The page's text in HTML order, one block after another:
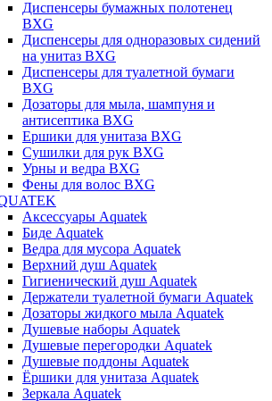
Диспенсеры бумажных полотенец
BXG
Диспенсеры для одноразовых сидений
на унитаз BXG
Диспенсеры для туалетной бумаги
BXG
Дозаторы для мыла, шампуня и
антисептика BXG
Ершики для унитаза BXG
Сушилки для рук BXG
Урны и ведра BXG
Фены для волос BXG
Аксессуары Aquatek
Биде Aquatek
Ведра для мусора Aquatek
Верхний душ Aquatek
Гигиенический душ Aquatek
Держатели туалетной бумаги Aquatek
Дозаторы жидкого мыла Aquatek
Душевые наборы Aquatek
Душевые перегородки Aquatek
Душевые поддоны Aquatek
Ёршики для унитаза Aquatek
Зеркала Aquatek